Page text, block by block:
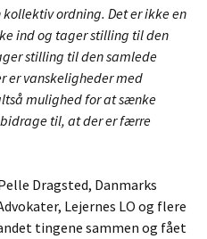
ordning. Det er ikke en
ind og tager stilling til den
stilling til den samlede
er vanskeligheder med
mulighed for at sænke
til, at der er færre
Dragsted, Danmarks
Lejernes LO og flere
tingene sammen og fået